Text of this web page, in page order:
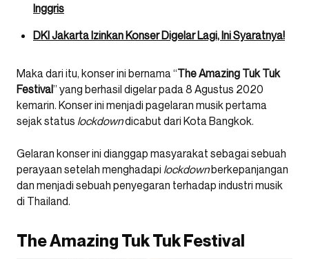
Inggris
DKI Jakarta Izinkan Konser Digelar Lagi, Ini Syaratnya!
Maka dari itu, konser ini bernama “The Amazing Tuk Tuk
Festival” yang berhasil digelar pada 8 Agustus 2020
kemarin. Konser ini menjadi pagelaran musik pertama
sejak status lockdowndicabut dari Kota Bangkok.
Gelaran konser ini dianggap masyarakat sebagai sebuah
perayaan setelah menghadapi lockdownberkepanjangan
dan menjadi sebuah penyegaran terhadap industri musik
di Thailand.
The Amazing Tuk Tuk Festival